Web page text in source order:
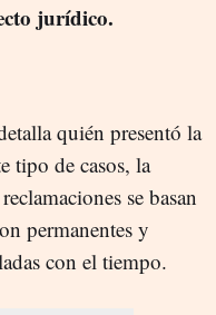
jurídico.
quién presentó la
tipo de casos, la
se basan
permanentes y
con el tiempo.